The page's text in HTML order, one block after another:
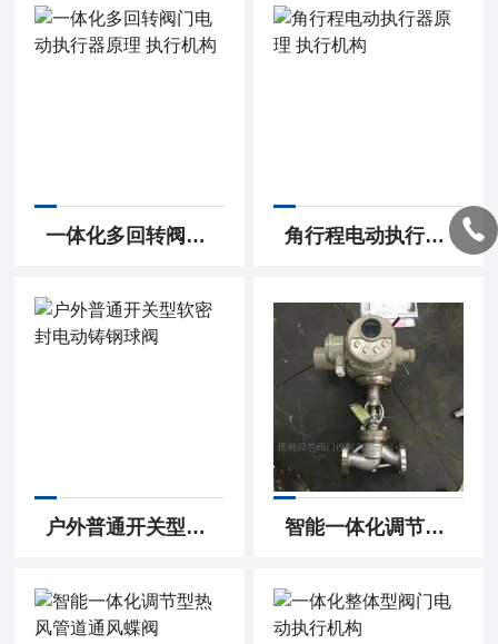
一体化多回转阀门电动执行器原理 执行机构 角行程电动执行器原理 执行机构
户外普通开关型软密封电动铸钢球阀 智能一体化调节型法兰铸钢电动截止阀